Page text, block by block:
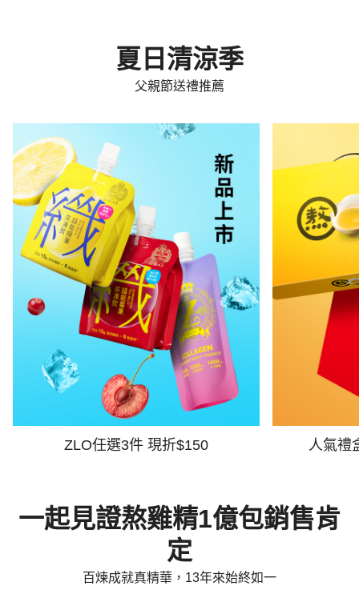
夏日清涼季
父親節送禮推薦
ZLO任選3件 現折$150 人氣禮
一起見證熬雞精1億包銷售肯
定
百煉成就真精華，13年來始終如一